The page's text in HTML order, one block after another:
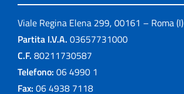
Viale Regina Elena 299, 00161 – Roma (I)
Partita I.V.A. 03657731000
C.F. 80211730587
Telefono: 06 4990 1
Fax: 06 4938 7118